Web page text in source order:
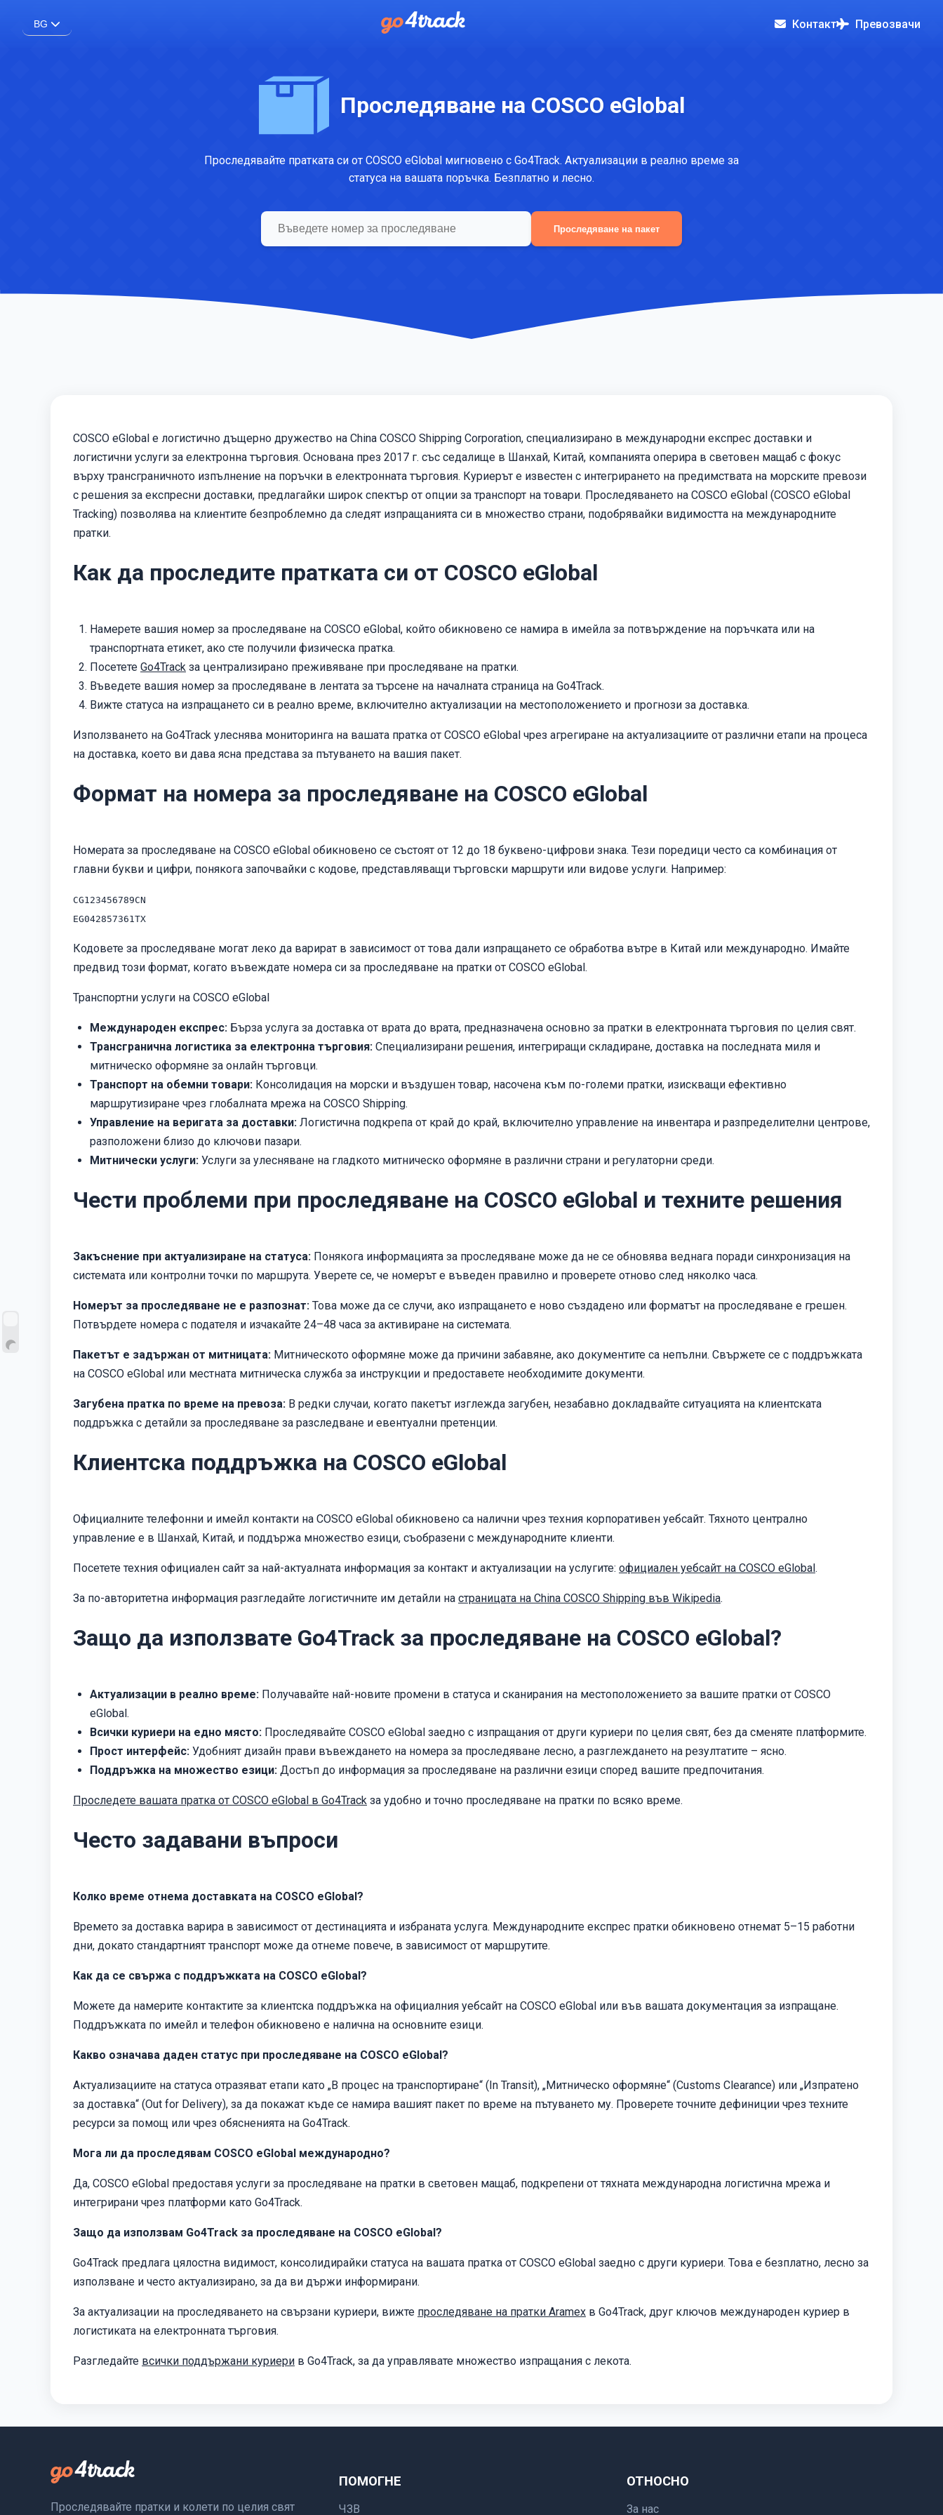
BG Контакт Превозвачи
Проследяване на COSCO eGlobal
Проследявайте пратката си от COSCO eGlobal мигновено с Go4Track. Актуализации в реално време за
статуса на вашата поръчка. Безплатно и лесно.
Проследяване на пакет
COSCO eGlobal е логистично дъщерно дружество на China COSCO Shipping Corporation, специализирано в международни експрес доставки и
логистични услуги за електронна търговия. Основана през 2017 г. със седалище в Шанхай, Китай, компанията оперира в световен мащаб с фокус
върху трансграничното изпълнение на поръчки в електронната търговия. Куриерът е известен с интегрирането на предимствата на морските превози
с решения за експресни доставки, предлагайки широк спектър от опции за транспорт на товари. Проследяването на COSCO eGlobal (COSCO eGlobal
Tracking) позволява на клиентите безпроблемно да следят изпращанията си в множество страни, подобрявайки видимостта на международните
пратки.
Как да проследите пратката си от COSCO eGlobal
Намерете вашия номер за проследяване на COSCO eGlobal, който обикновено се намира в имейла за потвърждение на поръчката или на
транспортната етикет, ако сте получили физическа пратка.
Посетете Go4Track за централизирано преживяване при проследяване на пратки.
Въведете вашия номер за проследяване в лентата за търсене на началната страница на Go4Track.
Вижте статуса на изпращането си в реално време, включително актуализации на местоположението и прогнози за доставка.
Използването на Go4Track улеснява мониторинга на вашата пратка от COSCO eGlobal чрез агрегиране на актуализациите от различни етапи на процеса
на доставка, което ви дава ясна представа за пътуването на вашия пакет.
Формат на номера за проследяване на COSCO eGlobal
Номерата за проследяване на COSCO eGlobal обикновено се състоят от 12 до 18 буквено-цифрови знака. Тези поредици често са комбинация от
главни букви и цифри, понякога започвайки с кодове, представляващи търговски маршрути или видове услуги. Например:
CG123456789CN
EG042857361TX
Кодовете за проследяване могат леко да варират в зависимост от това дали изпращането се обработва вътре в Китай или международно. Имайте
предвид този формат, когато въвеждате номера си за проследяване на пратки от COSCO eGlobal.
Транспортни услуги на COSCO eGlobal
Международен експрес: Бърза услуга за доставка от врата до врата, предназначена основно за пратки в електронната търговия по целия свят.
Трансгранична логистика за електронна търговия: Специализирани решения, интегриращи складиране, доставка на последната миля и
митническо оформяне за онлайн търговци.
Транспорт на обемни товари: Консолидация на морски и въздушен товар, насочена към по-големи пратки, изискващи ефективно
маршрутизиране чрез глобалната мрежа на COSCO Shipping.
Управление на веригата за доставки: Логистична подкрепа от край до край, включително управление на инвентара и разпределителни центрове,
разположени близо до ключови пазари.
Митнически услуги: Услуги за улесняване на гладкото митническо оформяне в различни страни и регулаторни среди.
Чести проблеми при проследяване на COSCO eGlobal и техните решения
Закъснение при актуализиране на статуса: Понякога информацията за проследяване може да не се обновява веднага поради синхронизация на
системата или контролни точки по маршрута. Уверете се, че номерът е въведен правилно и проверете отново след няколко часа.
Номерът за проследяване не е разпознат: Това може да се случи, ако изпращането е ново създадено или форматът на проследяване е грешен.
Потвърдете номера с подателя и изчакайте 24–48 часа за активиране на системата.
Пакетът е задържан от митницата: Митническото оформяне може да причини забавяне, ако документите са непълни. Свържете се с поддръжката
на COSCO eGlobal или местната митническа служба за инструкции и предоставете необходимите документи.
Загубена пратка по време на превоза: В редки случаи, когато пакетът изглежда загубен, незабавно докладвайте ситуацията на клиентската
поддръжка с детайли за проследяване за разследване и евентуални претенции.
Клиентска поддръжка на COSCO eGlobal
Официалните телефонни и имейл контакти на COSCO eGlobal обикновено са налични чрез техния корпоративен уебсайт. Тяхното централно
управление е в Шанхай, Китай, и поддържа множество езици, съобразени с международните клиенти.
Посетете техния официален сайт за най-актуалната информация за контакт и актуализации на услугите: официален уебсайт на COSCO eGlobal .
За по-авторитетна информация разгледайте логистичните им детайли на страницата на China COSCO Shipping във Wikipedia.
Защо да използвате Go4Track за проследяване на COSCO eGlobal?
Актуализации в реално време: Получавайте най-новите промени в статуса и сканирания на местоположението за вашите пратки от COSCO
eGlobal.
Всички куриери на едно място: Проследявайте COSCO eGlobal заедно с изпращания от други куриери по целия свят, без да сменяте платформите.
Прост интерфейс: Удобният дизайн прави въвеждането на номера за проследяване лесно, а разглеждането на резултатите – ясно.
Поддръжка на множество езици: Достъп до информация за проследяване на различни езици според вашите предпочитания.
Проследете вашата пратка от COSCO eGlobal в Go4Track за удобно и точно проследяване на пратки по всяко време.
Често задавани въпроси
Колко време отнема доставката на COSCO eGlobal?
Времето за доставка варира в зависимост от дестинацията и избраната услуга. Международните експрес пратки обикновено отнемат 5–15 работни
дни, докато стандартният транспорт може да отнеме повече, в зависимост от маршрутите.
Как да се свържа с поддръжката на COSCO eGlobal?
Можете да намерите контактите за клиентска поддръжка на официалния уебсайт на COSCO eGlobal или във вашата документация за изпращане.
Поддръжката по имейл и телефон обикновено е налична на основните езици.
Какво означава даден статус при проследяване на COSCO eGlobal?
Актуализациите на статуса отразяват етапи като „В процес на транспортиране“ (In Transit), „Митническо оформяне“ (Customs Clearance) или „Изпратено
за доставка“ (Out for Delivery), за да покажат къде се намира вашият пакет по време на пътуването му. Проверете точните дефиниции чрез техните
ресурси за помощ или чрез обясненията на Go4Track.
Мога ли да проследявам COSCO eGlobal международно?
Да, COSCO eGlobal предоставя услуги за проследяване на пратки в световен мащаб, подкрепени от тяхната международна логистична мрежа и
интегрирани чрез платформи като Go4Track.
Защо да използвам Go4Track за проследяване на COSCO eGlobal?
Go4Track предлага цялостна видимост, консолидирайки статуса на вашата пратка от COSCO eGlobal заедно с други куриери. Това е безплатно, лесно за
използване и често актуализирано, за да ви държи информирани.
За актуализации на проследяването на свързани куриери, вижте проследяване на пратки Aramex в Go4Track, друг ключов международен куриер в
логистиката на електронната търговия.
Разгледайте всички поддържани куриери в Go4Track, за да управлявате множество изпращания с лекота.
Проследявайте пратки и колети по целия свят
ПОМОГНЕ
ЧЗВ
ОТНОСНО
За нас